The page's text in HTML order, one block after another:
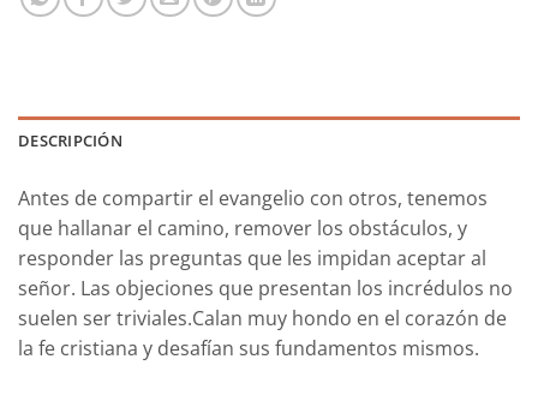
DESCRIPCIÓN
Antes de compartir el evangelio con otros, tenemos
que hallanar el camino, remover los obstáculos, y
responder las preguntas que les impidan aceptar al
señor. Las objeciones que presentan los incrédulos no
suelen ser triviales.Calan muy hondo en el corazón de
la fe cristiana y desafían sus fundamentos mismos.